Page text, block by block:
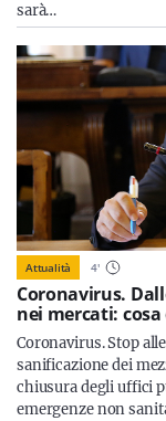
sarà…
Attualità 4'
Coronavirus.
nei mercati: cosa
Coronavirus. Stop
sanificazione dei
chiusura degli uffici
emergenze non